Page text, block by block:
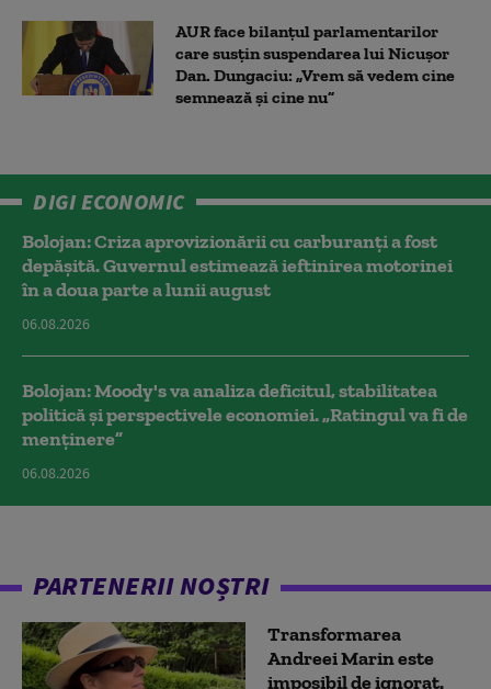
AUR face bilanțul parlamentarilor
care susțin suspendarea lui Nicușor
Dan. Dungaciu: „Vrem să vedem cine
semnează și cine nu”
DIGI ECONOMIC
Bolojan: Criza aprovizionării cu carburanți a fost
depășită. Guvernul estimează ieftinirea motorinei
în a doua parte a lunii august
06.08.2026
Bolojan: Moody's va analiza deficitul, stabilitatea
politică și perspectivele economiei. „Ratingul va fi de
menținere”
06.08.2026
PARTENERII NOȘTRI
Transformarea
Andreei Marin este
imposibil de ignorat.